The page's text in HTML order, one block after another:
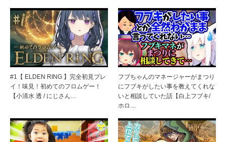
#1【 ELDEN RING 】完全初見プレ
イ！味見！初めてのフロムゲー！
【小清水 透 / にじさん…
フブちゃんのマネージャーがまつり
にフブキがしたい事を教えてくれな
いと相談していた話【白上フブキ/
ホロ…